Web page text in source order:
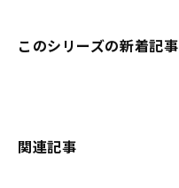
このシリーズの新着記事
関連記事